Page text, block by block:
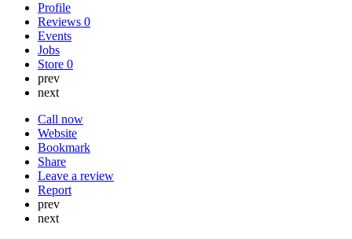
Profile
Reviews 0
Events
Jobs
Store 0
prev
next
Call now
Website
Bookmark
Share
Leave a review
Report
prev
next